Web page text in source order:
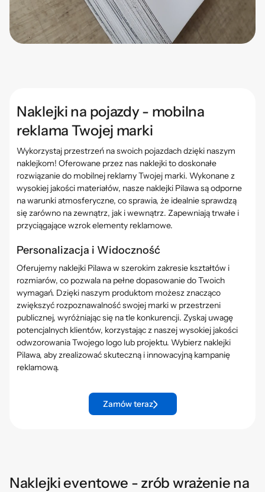
Naklejki na pojazdy - mobilna
reklama Twojej marki
Wykorzystaj przestrzeń na swoich pojazdach dzięki naszym
naklejkom! Oferowane przez nas naklejki to doskonałe
rozwiązanie do mobilnej reklamy Twojej marki. Wykonane z
wysokiej jakości materiałów, nasze naklejki Pilawasą odporne
na warunki atmosferyczne, co sprawia, że idealnie sprawdzą
się zarówno na zewnątrz, jak i wewnątrz. Zapewniają trwałe i
przyciągające wzrok elementy reklamowe.
Personalizacja i Widoczność
Oferujemy naklejki Pilawa w szerokim zakresie kształtów i
rozmiarów, co pozwala na pełne dopasowanie do Twoich
wymagań. Dzięki naszym produktom możesz znacząco
zwiększyć rozpoznawalność swojej marki w przestrzeni
publicznej, wyróżniając się na tle konkurencji. Zyskaj uwagę
potencjalnych klientów, korzystając z naszej wysokiej jakości
odwzorowania Twojego logo lub projektu. Wybierz naklejki
Pilawa, aby zrealizować skuteczną i innowacyjną kampanię
reklamową.
Zamów teraz
Naklejki eventowe - zrób wrażenie na